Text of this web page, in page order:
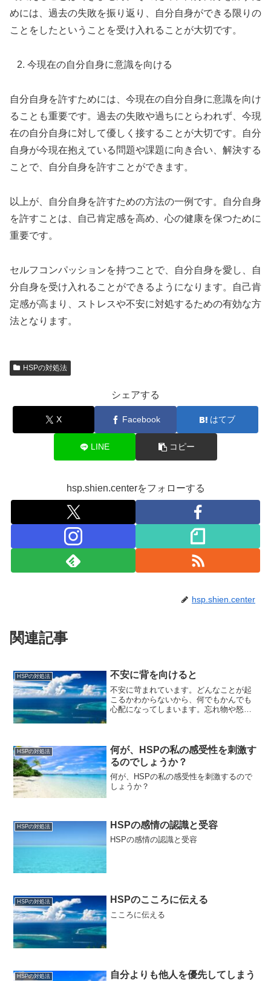
めには、過去の失敗を振り返り、自分自身ができる限りの
ことをしたということを受け入れることが大切です。
今現在の自分自身に意識を向ける
自分自身を許すためには、今現在の自分自身に意識を向け
ることも重要です。過去の失敗や過ちにとらわれず、今現
在の自分自身に対して優しく接することが大切です。自分
自身が今現在抱えている問題や課題に向き合い、解決する
ことで、自分自身を許すことができます。
以上が、自分自身を許すための方法の一例です。自分自身
を許すことは、自己肯定感を高め、心の健康を保つために
重要です。
セルフコンパッションを持つことで、自分自身を愛し、自
分自身を受け入れることができるようになります。自己肯
定感が高まり、ストレスや不安に対処するための有効な方
法となります。
HSPの対処法
シェアする
X Facebook はてブ
LINE コピー
hsp.shien.centerをフォローする
hsp.shien.center
関連記事
HSPの対処法 不安に背を向けると
不安に苛まれています。どんなことが起
こるかわからないから、何でもかんでも
心配になってしまいます。忘れ物や怒ら
安が強くなると、何かに忙...
HSPの対処法
何が、HSPの私の感受性を刺激す
るのでしょうか？
何が、HSPの私の感受性を刺激するので
しょうか？
HSPの対処法 HSPの感情の認識と受容
HSPの感情の認識と受容
HSPの対処法 HSPのこころに伝える
こころに伝える
HSPの対処法
自分よりも他人を優先してしまう